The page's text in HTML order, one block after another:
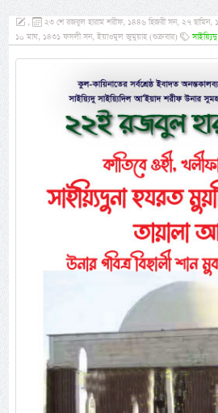
,
২৩ শে রজবুল হারাম শরীফ, ১৪৪৬ হিজরী সন, ২৭ ছামিন,
১০ মাঘ, ১৪৩১ ফসলী সন, ইয়াওমুল জুমুয়াহ (শুক্রবার)